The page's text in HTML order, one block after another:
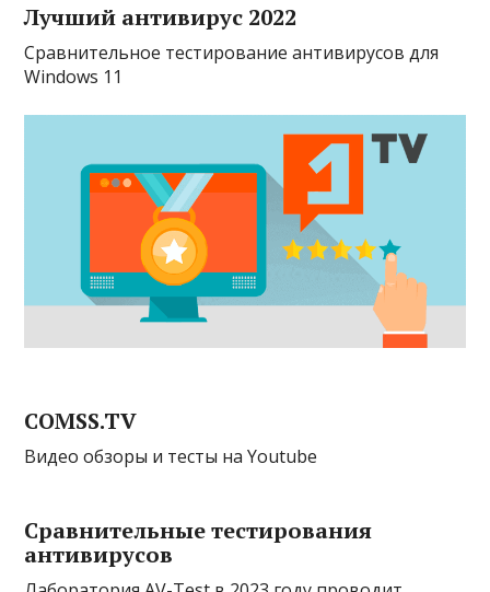
Лучший антивирус 2022
Сравнительное тестирование антивирусов для
Windows 11
COMSS.TV
Видео обзоры и тесты на Youtube
Сравнительные тестирования
антивирусов